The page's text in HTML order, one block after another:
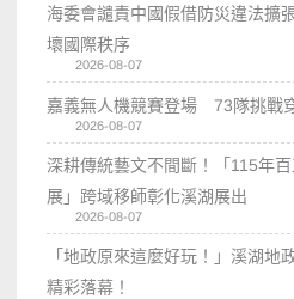
海委會譴責中國假借防災違法擴
壞國際秩序
2026-08-07
嘉義無人機競賽登場 73隊挑戰
2026-08-07
深耕傳統藝文不間斷！「115年
展」跨域移師彰化溪湖展出
2026-08-07
「地政原來這麼好玩！」溪湖地
精彩落幕！